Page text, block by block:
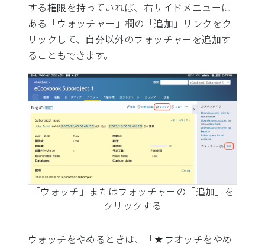
する権限を持っていれば、右サイドメニューに
ある「ウォッチャー」欄の「追加」リンクをク
リックして、自分以外のウォッチャーを追加す
ることもできます。
「ウォッチ」またはウォッチャーの「追加」を
クリックする
ウォッチをやめるときは、「★ウオッチをやめ